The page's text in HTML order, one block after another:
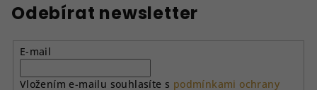
Odebírat newsletter
E-mail
Vložením e-mailu souhlasíte s podmínkami ochrany